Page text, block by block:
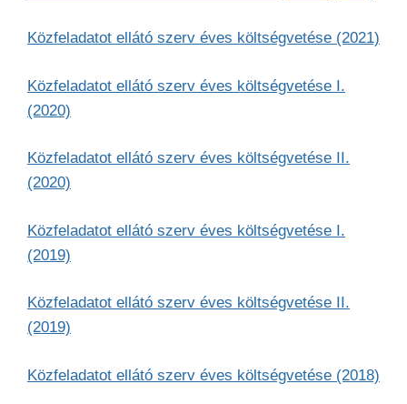
Közfeladatot ellátó szerv éves költségvetése (2021)
Közfeladatot ellátó szerv éves költségvetése I.
(2020)
Közfeladatot ellátó szerv éves költségvetése II.
(2020)
Közfeladatot ellátó szerv éves költségvetése I.
(2019)
Közfeladatot ellátó szerv éves költségvetése II.
(2019)
Közfeladatot ellátó szerv éves költségvetése (2018)